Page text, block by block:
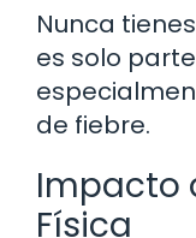
Nunca
es solo
de fiebre.
Impacto
Física